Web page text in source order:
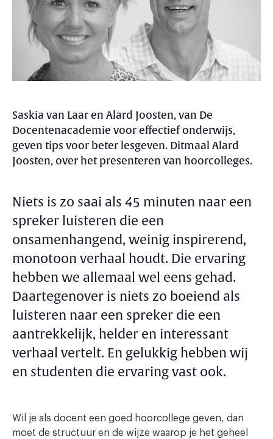
Saskia van Laar en Alard Joosten, van De
Docentenacademie voor effectief onderwijs,
geven tips voor beter lesgeven. Ditmaal Alard
Joosten, over het presenteren van hoorcolleges.
Niets is zo saai als 45 minuten naar een
spreker luisteren die een
onsamenhangend, weinig inspirerend,
monotoon verhaal houdt. Die ervaring
hebben we allemaal wel eens gehad.
Daartegenover is niets zo boeiend als
luisteren naar een spreker die een
aantrekkelijk, helder en interessant
verhaal vertelt. En gelukkig hebben wij
en studenten die ervaring vast ook.
Wil je als docent een goed hoorcollege geven, dan
moet de structuur en de wijze waarop je het geheel